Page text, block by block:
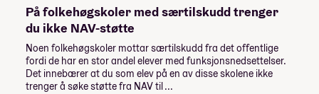
På folkehøgskoler med særtilskudd trenger
du ikke NAV-støtte
Noen folkehøgskoler mottar særtilskudd fra det offentlige
fordi de har en stor andel elever med funksjonsnedsettelser.
Det innebærer at du som elev på en av disse skolene ikke
trenger å søke støtte fra NAV til ...